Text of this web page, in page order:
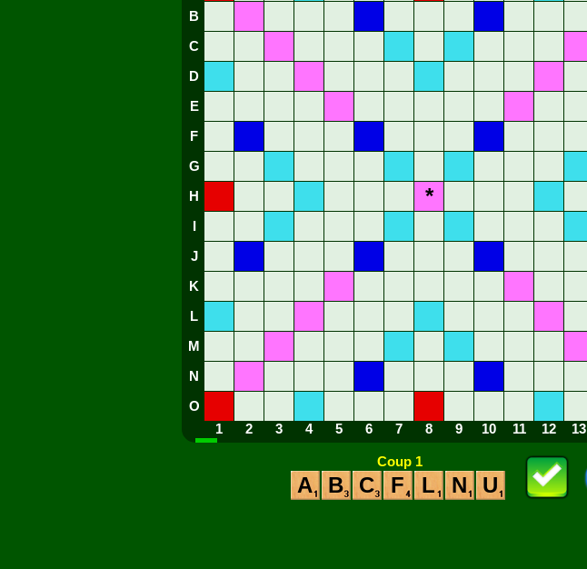
B
C
D
E
F
G
H *
J
K
L
M
N
O
1
2 3 4 5 6 7 8 9 10 11 12 13
Coup 1
A B C F L N U